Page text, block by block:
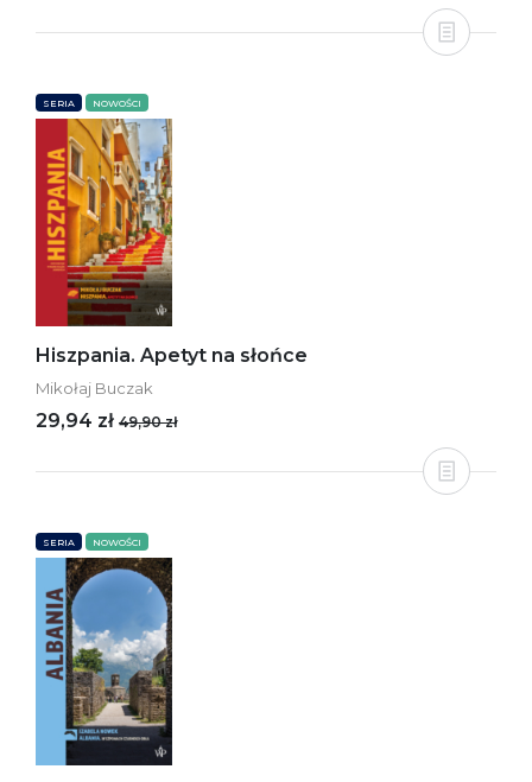
SERIA NOWOŚCI
Hiszpania. Apetyt na słońce
Mikołaj Buczak
29,94 zł 49,90 zł
SERIA NOWOŚCI